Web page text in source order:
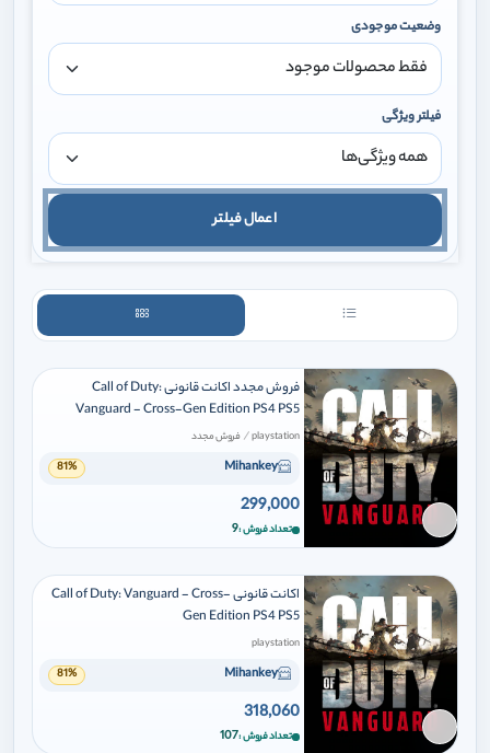
وضعیت موجودی
فیلتر ویژگی
اعمال فیلتر
برای افزودن وارد شوید
فروش مجدد اکانت قانونی Call of Duty:
Vanguard - Cross-Gen Edition PS4 PS5
playstation
/ فروش مجدد
Mihankey
81%
299,000
تعداد فروش 9
برای افزودن وارد شوید
اکانت قانونی Call of Duty: Vanguard - Cross-
Gen Edition PS4 PS5
playstation
Mihankey
81%
318,060
تعداد فروش 107